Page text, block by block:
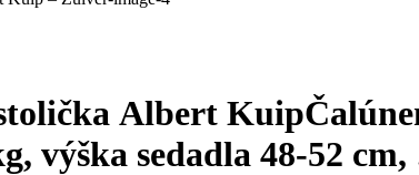
Albert Kuip
výška sedadla 48-52 cm,